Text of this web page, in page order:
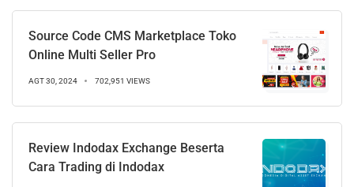
Source Code CMS Marketplace Toko
Online Multi Seller Pro
AGT 30, 2024 702,951 VIEWS
Review Indodax Exchange Beserta
Cara Trading di Indodax